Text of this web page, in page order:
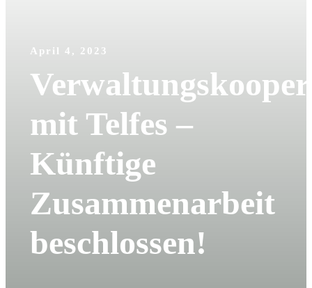
April 4, 2023
mit Telfes –
Künftige
Zusammenarbeit
beschlossen!